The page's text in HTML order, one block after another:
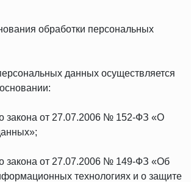
обработки персональных
данных осуществляется
закона от 27.07.2006 № 152-ФЗ «О
закона от 27.07.2006 № 149-ФЗ «Об
технологиях и о защите